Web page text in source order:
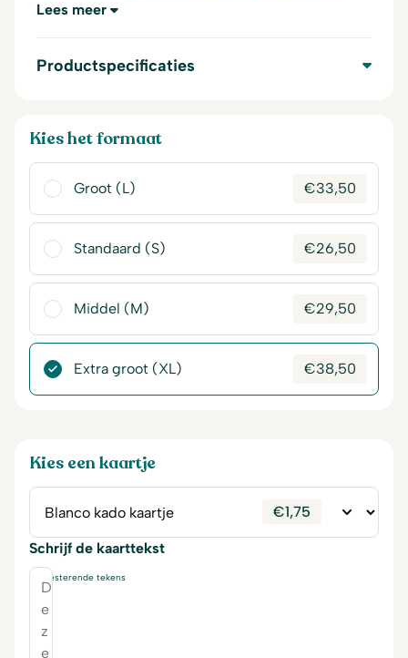
Lees meer
Productspecificaties
Kies het formaat
Groot (L) €33,50
Standaard (S) €26,50
Middel (M) €29,50
Extra groot (XL) €38,50
Kies een kaartje
€1,75
Schrijf de kaarttekst
resterende tekens